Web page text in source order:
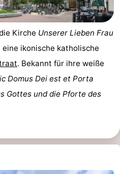
Kirche Unserer Lieben Frau
eine ikonische katholische
. Bekannt für ihre weiße
Domus Dei est et Porta
Gottes und die Pforte des